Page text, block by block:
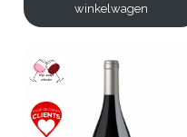
winkelwagen